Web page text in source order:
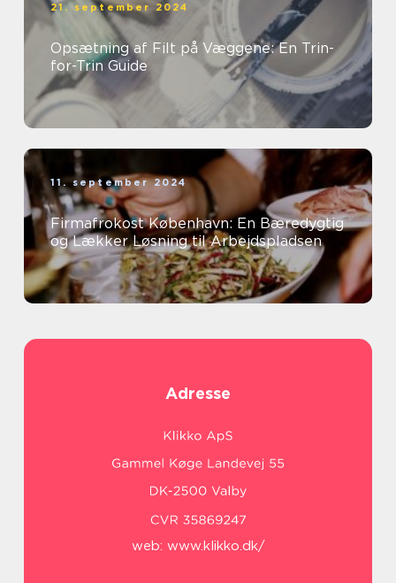
21. september 2024
Opsætning af Filt på Væggene: En Trin-
for-Trin Guide
11. september 2024
Firmafrokost København: En Bæredygtig
og Lækker Løsning til Arbejdspladsen
Adresse
web: www.klikko.dk/